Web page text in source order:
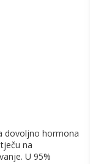
dovoljno hormona
na
U 95%